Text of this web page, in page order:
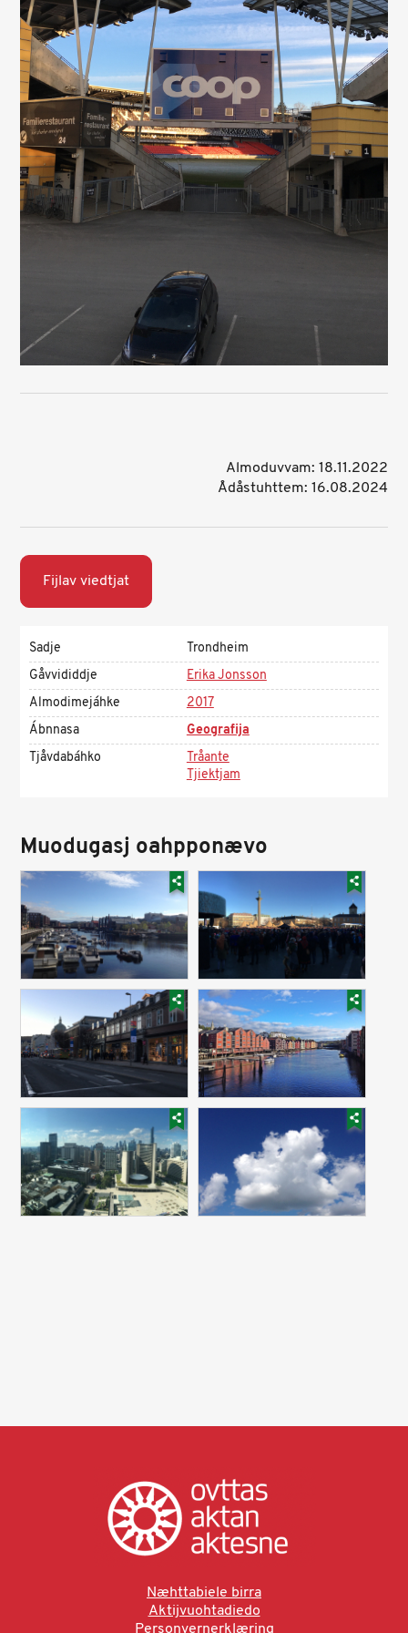
Almoduvvam: 18.11.2022
Ådåstuhttem: 16.08.2024
Fijlav viedtjat
Sadje
Trondheim
Gåvvididdje
Erika Jonsson
Almodimejáhke
2017
Ábnnasa
Geografija
Tjåvdabáhko
Tråante
Tjiektjam
Muodugasj oahpponævo
Næhttabiele birra
Aktijvuohtadiedo
Personvernerklæring